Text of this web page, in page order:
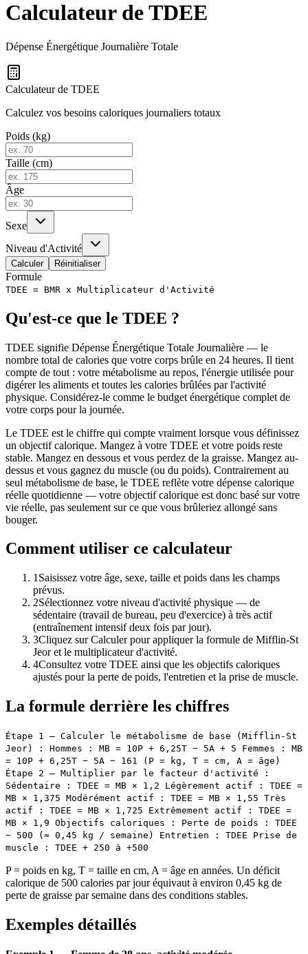
Calculateur de TDEE
Dépense Énergétique Journalière Totale
Calculateur de TDEE
Calculez vos besoins caloriques journaliers totaux
Poids (kg)
Taille (cm)
Âge
Sexe
Niveau d'Activité
Calculer Réinitialiser
Formule
TDEE = BMR x Multiplicateur d'Activité
Qu'est-ce que le TDEE ?
TDEE signifie Dépense Énergétique Totale Journalière — le
nombre total de calories que votre corps brûle en 24 heures. Il tient
compte de tout : votre métabolisme au repos, l'énergie utilisée pour
digérer les aliments et toutes les calories brûlées par l'activité
physique. Considérez-le comme le budget énergétique complet de
votre corps pour la journée.
Le TDEE est le chiffre qui compte vraiment lorsque vous définissez
un objectif calorique. Mangez à votre TDEE et votre poids reste
stable. Mangez en dessous et vous perdez de la graisse. Mangez au-
dessus et vous gagnez du muscle (ou du poids). Contrairement au
seul métabolisme de base, le TDEE reflète votre dépense calorique
réelle quotidienne — votre objectif calorique est donc basé sur votre
vie réelle, pas seulement sur ce que vous brûleriez allongé sans
bouger.
Comment utiliser ce calculateur
1 Saisissez votre âge, sexe, taille et poids dans les champs
prévus.
2Sélectionnez votre niveau d'activité physique — de
sédentaire (travail de bureau, peu d'exercice) à très actif
(entraînement intensif deux fois par jour).
3Cliquez sur Calculer pour appliquer la formule de Mifflin-St
Jeor et le multiplicateur d'activité.
4Consultez votre TDEE ainsi que les objectifs caloriques
ajustés pour la perte de poids, l'entretien et la prise de muscle.
La formule derrière les chiffres
Étape 1 — Calculer le métabolisme de base (Mifflin-St
Jeor) : Hommes : MB = 10P + 6,25T − 5A + 5 Femmes : MB
= 10P + 6,25T − 5A − 161 (P = kg, T = cm, A = âge)
Étape 2 — Multiplier par le facteur d'activité :
Sédentaire : TDEE = MB × 1,2 Légèrement actif : TDEE =
MB × 1,375 Modérément actif : TDEE = MB × 1,55 Très
actif : TDEE = MB × 1,725 Extrêmement actif : TDEE =
MB × 1,9 Objectifs caloriques : Perte de poids : TDEE
− 500 (≈ 0,45 kg / semaine) Entretien : TDEE Prise de
muscle : TDEE + 250 à +500
P = poids en kg, T = taille en cm, A = âge en années. Un déficit
calorique de 500 calories par jour équivaut à environ 0,45 kg de
perte de graisse par semaine dans des conditions stables.
Exemples détaillés